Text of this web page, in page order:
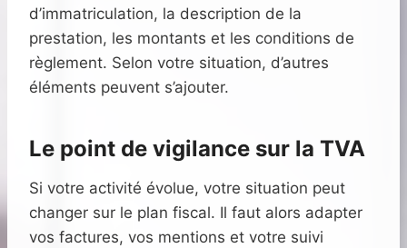
d’immatriculation, la description de la
prestation, les montants et les conditions de
règlement. Selon votre situation, d’autres
éléments peuvent s’ajouter.
Le point de vigilance sur la TVA
Si votre activité évolue, votre situation peut
changer sur le plan fiscal. Il faut alors adapter
vos factures, vos mentions et votre suivi